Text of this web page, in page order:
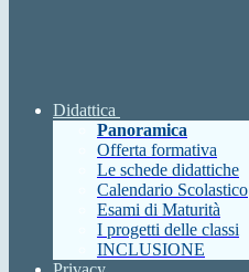
Didattica
Panoramica
Offerta formativa
Le schede didattiche
Calendario Scolastico
Esami di Maturità
I progetti delle classi
INCLUSIONE